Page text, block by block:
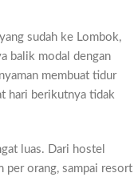
sudah ke Lombok,
balik modal dengan
membuat tidur
hari berikutnya tidak
luas. Dari hostel
orang, sampai resort